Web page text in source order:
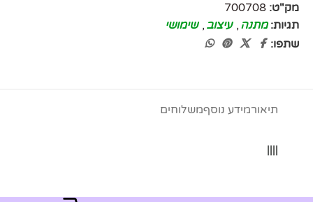
מק"ט: 700708
תגיות: מתנה , עיצוב , שימושי
שתפו:
תיאורמידע נוסףמשלוחים
||||